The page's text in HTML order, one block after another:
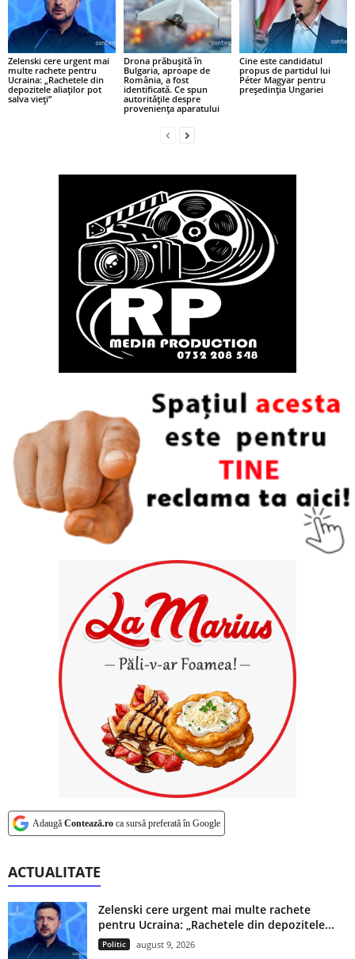
Zelenski cere urgent mai
multe rachete pentru
Ucraina: „Rachetele din
depozitele aliaților pot
salva vieți”
Drona prăbușită în
Bulgaria, aproape de
România, a fost
identificată. Ce spun
autoritățile despre
proveniența aparatului
Cine este candidatul
propus de partidul lui
Péter Magyar pentru
președinția Ungariei
Adaugă Contează.ro ca sursă preferată în Google
ACTUALITATE
Zelenski cere urgent mai multe rachete
pentru Ucraina: „Rachetele din depozitele...
Politic august 9, 2026